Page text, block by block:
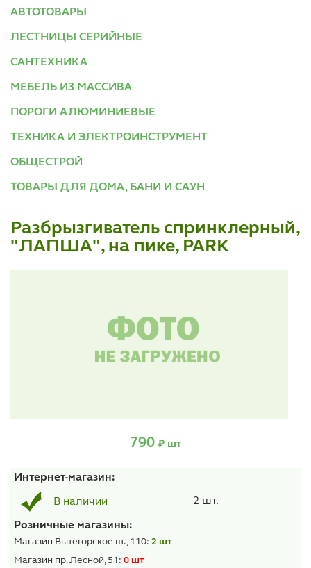
АВТОТОВАРЫ
ЛЕСТНИЦЫ СЕРИЙНЫЕ
САНТЕХНИКА
МЕБЕЛЬ ИЗ МАССИВА
ПОРОГИ АЛЮМИНИЕВЫЕ
ТЕХНИКА И ЭЛЕКТРОИНСТРУМЕНТ
ОБЩЕСТРОЙ
ТОВАРЫ ДЛЯ ДОМА, БАНИ И САУН
Разбрызгиватель спринклерный,
"ЛАПША", на пике, PARK
790 ₽ шт
Интернет-магазин:
В наличии 2 шт.
Розничные магазины:
Магазин Вытегорское ш., 110: 2 шт
Магазин пр. Лесной, 51: 0 шт